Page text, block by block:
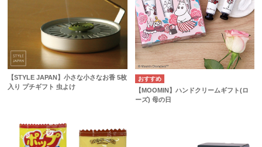
【STYLE JAPAN】小さな小さなお香 5枚
入り プチギフト 虫よけ
【MOOMIN】ハンドクリームギフト(ロ
ーズ) 母の日